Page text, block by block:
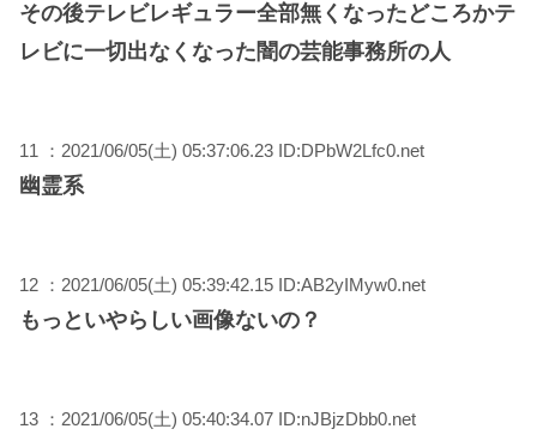
その後テレビレギュラー全部無くなったどころかテ
レビに一切出なくなった闇の芸能事務所の人
11 ：2021/06/05(土) 05:37:06.23 ID:DPbW2Lfc0.net
幽霊系
12 ：2021/06/05(土) 05:39:42.15 ID:AB2yIMyw0.net
もっといやらしい画像ないの？
13 ：2021/06/05(土) 05:40:34.07 ID:nJBjzDbb0.net